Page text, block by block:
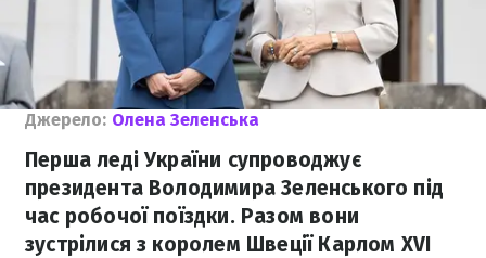
Джерело: Олена Зеленська
Перша леді України супроводжує
президента Володимира Зеленського під
час робочої поїздки. Разом вони
зустрілися з королем Швеції Карлом XVI